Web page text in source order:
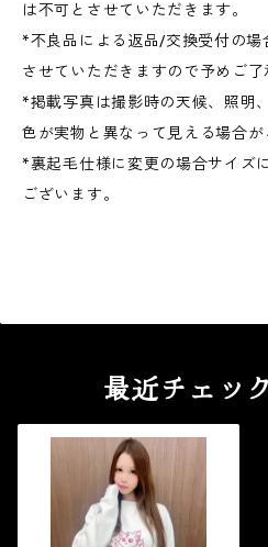
は不可とさせていただきます。
*不良品による返品/交換受付の場
させていただきますので予めご了
*掲載写真は撮影時の天候、照明
色が実物と異なって見える場合が
*裏起毛仕様に変更の場合サイズ
ございます。
最近チェッ